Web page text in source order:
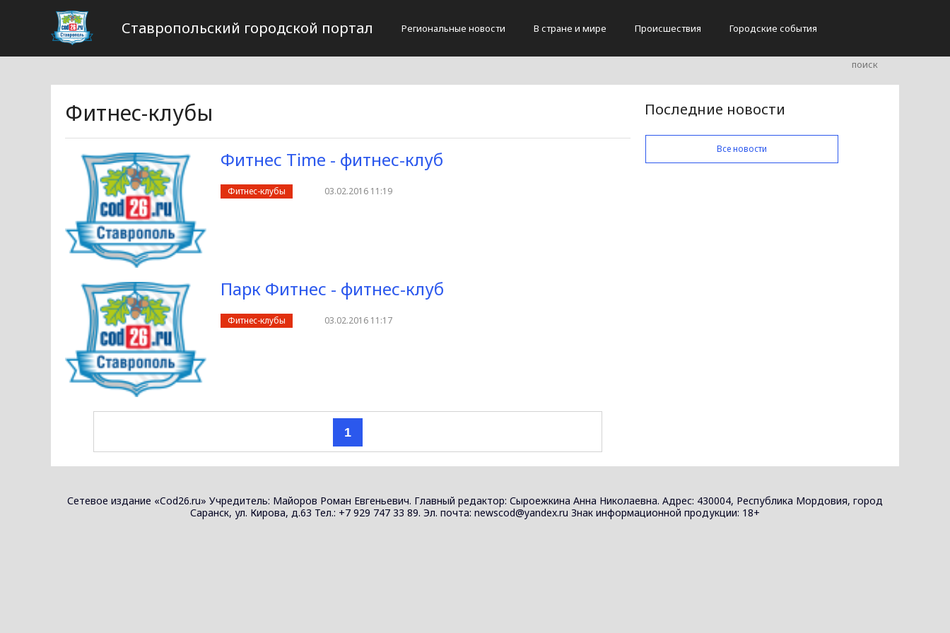
Ставропольский городской портал Региональные новости В стране и мире Происшествия Городские события
Фитнес-клубы
Фитнес Time - фитнес-клуб
Фитнес-клубы 03.02.2016 11:19
Парк Фитнес - фитнес-клуб
Фитнес-клубы 03.02.2016 11:17
1
Последние новости
Все новости
Сетевое издание «Cod26.ru» Учредитель: Майоров Роман Евгеньевич. Главный редактор: Сыроежкина Анна Николаевна. Адрес: 430004, Республика Мордовия, город
Саранск, ул. Кирова, д.63 Тел.: +7 929 747 33 89. Эл. почта: newscod@yandex.ru Знак информационной продукции: 18+